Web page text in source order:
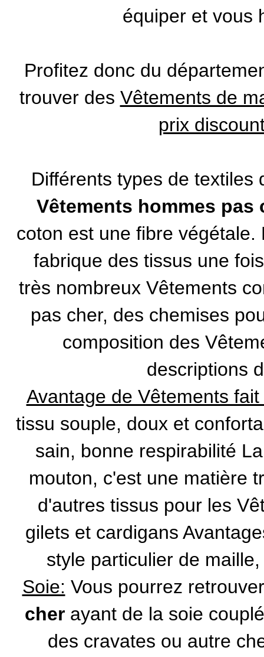
équiper et vous
Profitez donc du
trouver des Vêtements de
prix
Différents types de
Vêtements hommes pas
coton est une fibre
fabrique des tissus une
très nombreux Vêtements
pas cher, des chemises
composition des
descriptions
Avantage de Vêtements
tissu souple, doux et
sain, bonne respirabilité
mouton, c'est une matière
d'autres tissus pour les
gilets et cardigans
style particulier de
Soie: Vous pourrez
cher ayant de la soie
des cravates ou autre